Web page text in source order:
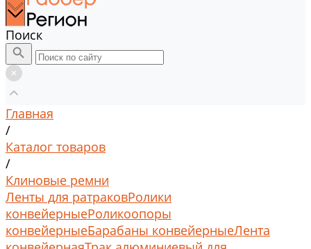
Поиск
Главная
/
Каталог товаров
/
Клиновые ремни
Ленты для ратраковРолики
конвейерныеРоликоопоры
конвейерныеБарабаны конвейерныеЛента